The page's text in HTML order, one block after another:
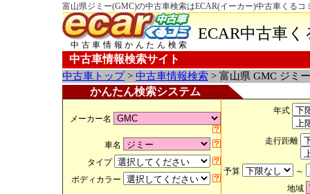
富山県ジミー(GMC)の中古車検索はECAR(イーカー)中古車くるコ
中古車情報かんたん検索
ECAR中古車
中古車情報検索サイト
中古車トップ> 中古車情報検索 > 富山県 GMC ジミ
かんたん検索システム
メーカー名
車名
タイプ
ボディカラー
年式
走行距離
予算
～
地域